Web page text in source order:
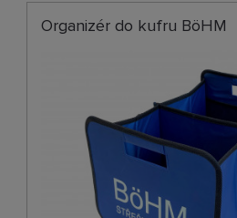
Organizér do kufru BöHM